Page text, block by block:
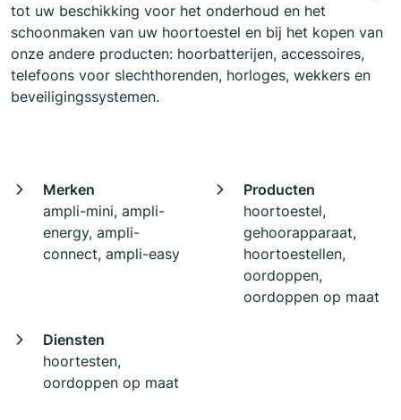
tot uw beschikking voor het onderhoud en het
schoonmaken van uw hoortoestel en bij het kopen van
onze andere producten: hoorbatterijen, accessoires,
telefoons voor slechthorenden, horloges, wekkers en
beveiligingssystemen.
Merken
ampli-mini, ampli-
energy, ampli-
connect, ampli-easy
Producten
hoortoestel,
gehoorapparaat,
hoortoestellen,
oordoppen,
oordoppen op maat
Diensten
hoortesten,
oordoppen op maat